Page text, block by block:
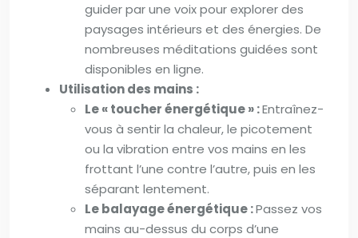
guider par une voix pour explorer des
paysages intérieurs et des énergies. De
nombreuses méditations guidées sont
disponibles en ligne.
Utilisation des mains :
Le « toucher énergétique » :Entraînez-
vous à sentir la chaleur, le picotement
ou la vibration entre vos mains en les
frottant l’une contre l’autre, puis en les
séparant lentement.
Le balayage énergétique :Passez vos
mains au-dessus du corps d’une